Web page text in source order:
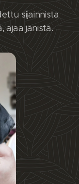
sijainnista
ajaa jänistä.